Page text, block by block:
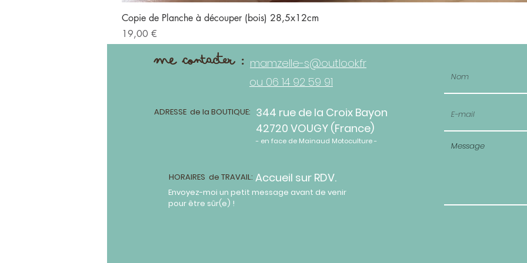
Copie de Planche à découper (bois) 28,5x12cm
Prix
19,00 €
me contacter :mamzelle-s@outlook.fr
ou 06 14 92 59 91
ADRESSE de la BOUTIQUE: 344 rue de la Croix Bayon
42720 VOUGY (France)
- en face de Mainaud Motoculture -
HORAIRES de TRAVAIL: Accueil sur RDV.
Envoyez-moi un petit message avant de venir
pour être sûr(e) !